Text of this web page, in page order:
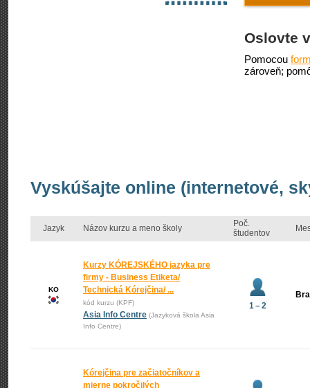
Oslovte
Pomocou
zároveň;
Vyskúšajte online (internetové,
Jazyk Názov kurzu a meno školy
Poč.
študentov
KO
Kurzy KÓREJSKÉHO jazyka pre
firmy - Business Etiketa/
Technická Kórejčina/ ...
kód kurzu (KPF)
Asia Info Centre (Jazyková škola Asia
Info Centre)
1 – 2
Kórejčina pre začiatočníkov a
mierne pokročilých